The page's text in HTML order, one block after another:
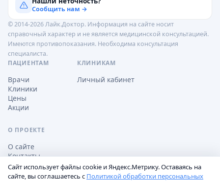
Сообщить нам →
© 2014-2026 Лайк.Доктор. Информация на сайте носит
справочный характер и не является медицинской консультацией.
Имеются противопоказания. Необходима консультация
специалиста.
ПАЦИЕНТАМ
Врачи
Клиники
Цены
Акции
КЛИНИКАМ
Личный кабинет
О ПРОЕКТЕ
О сайте
Контакты
Сайт использует файлы cookie и Яндекс.Метрику. Оставаясь на
сайте, вы соглашаетесь с Политикой обработки персональных